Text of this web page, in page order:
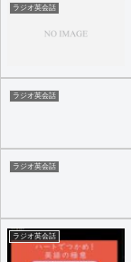
ラジオ英会話
ラジオ英会話
ラジオ英会話
ラジオ英会話